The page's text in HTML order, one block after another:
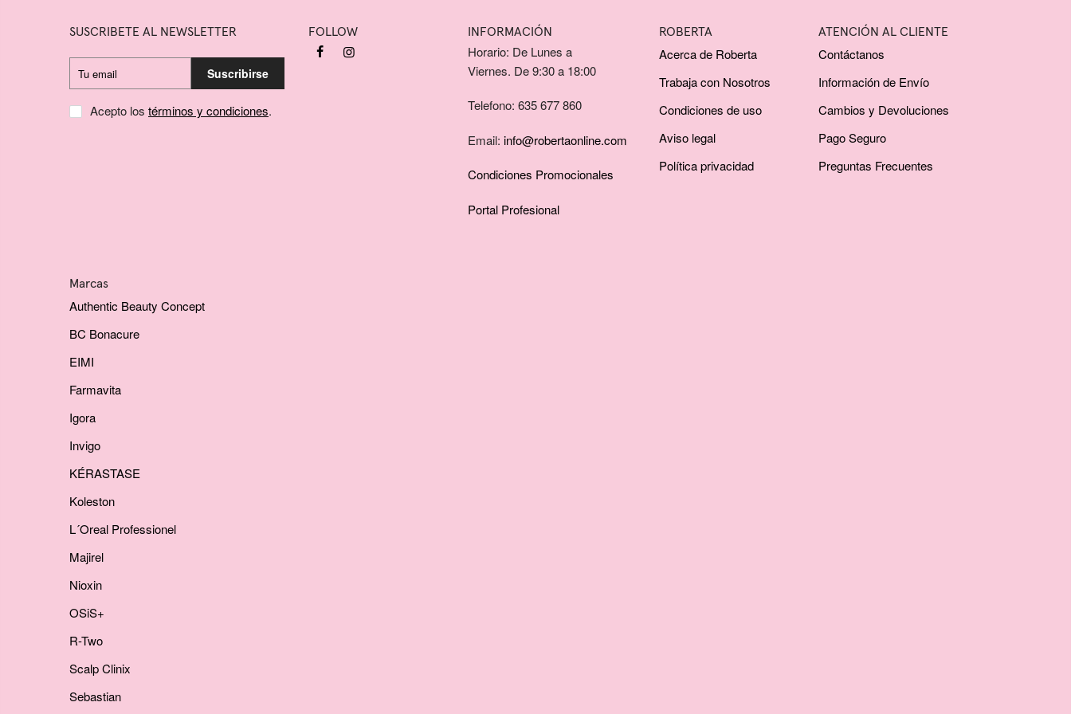
SUSCRIBETE AL NEWSLETTER
Suscribirse
Acepto los términos y condiciones.
FOLLOW INFORMACIÓN
Horario: De Lunes a
Viernes. De 9:30 a 18:00
Telefono: 635 677 860
Email: info@robertaonline.com
Condiciones Promocionales
Portal Profesional
ROBERTA
Acerca de Roberta
Trabaja con Nosotros
Condiciones de uso
Aviso legal
Política privacidad
ATENCIÓN AL CLIENTE
Contáctanos
Información de Envío
Cambios y Devoluciones
Pago Seguro
Preguntas Frecuentes
Marcas
Authentic Beauty Concept
BC Bonacure
EIMI
Farmavita
Igora
Invigo
KÉRASTASE
Koleston
L´Oreal Professionel
Majirel
Nioxin
OSiS+
R-Two
Scalp Clinix
Sebastian